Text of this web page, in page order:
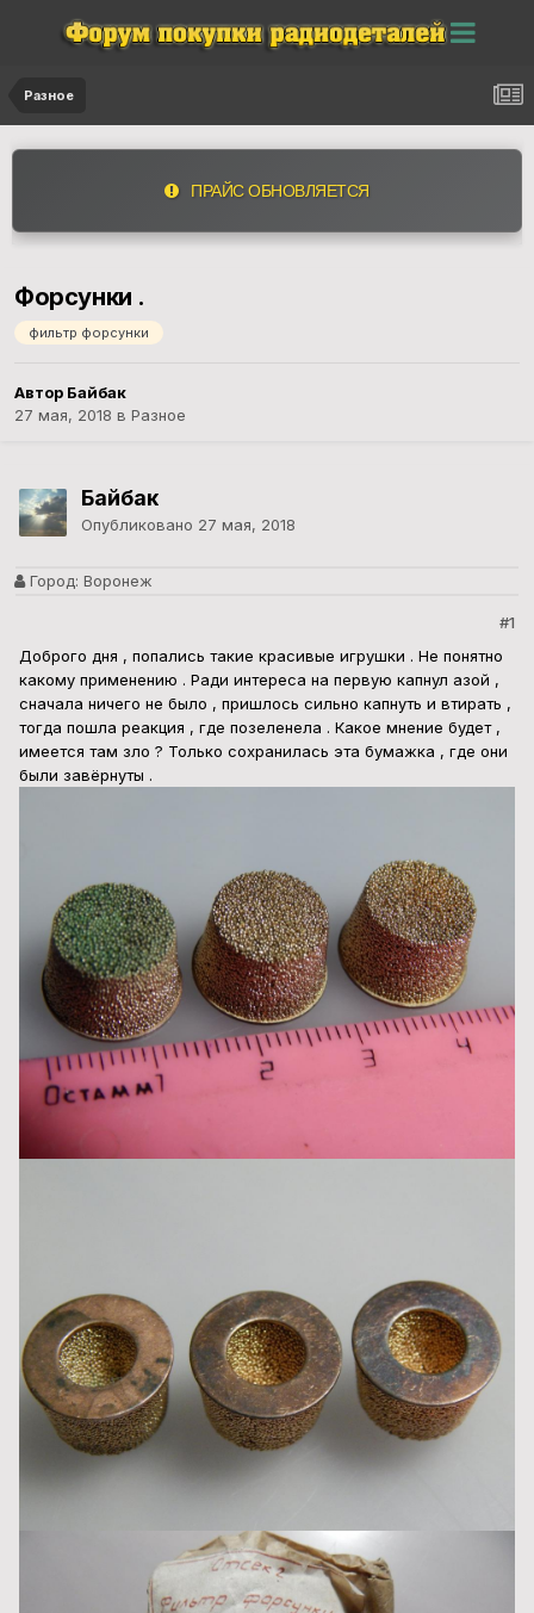
Разное
ПРАЙС ОБНОВЛЯЕТСЯ
Форсунки .
фильтр форсунки
Автор Байбак
27 мая, 2018 в Разное
Байбак
Опубликовано 27 мая, 2018
Город: Воронеж
#1
Доброго дня , попались такие красивые игрушки . Не понятно
какому применению . Ради интереса на первую капнул азой ,
сначала ничего не было , пришлось сильно капнуть и втирать ,
тогда пошла реакция , где позеленела . Какое мнение будет ,
имеется там зло ? Только сохранилась эта бумажка , где они
были завёрнуты .